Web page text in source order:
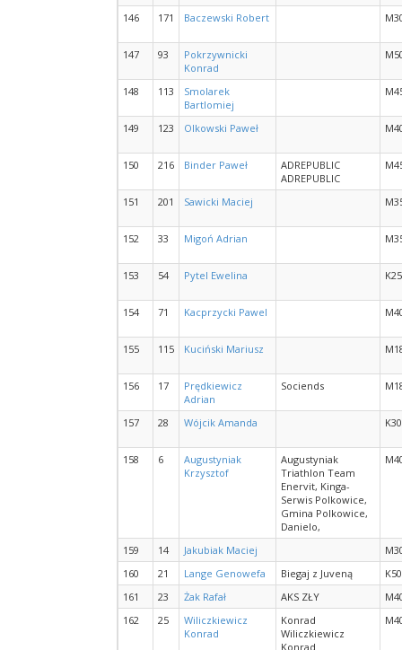
146 171 Baczewski Robert
147 93
Pokrzywnicki
Konrad
148 113
Smolarek
Bartlomiej
149 123 Olkowski Paweł
150 216 Binder Paweł
ADREPUBLIC
ADREPUBLIC
151 201 Sawicki Maciej
152 33 Migoń Adrian
153 54 Pytel Ewelina K25
154 71 Kacprzycki Pawel
155 115 Kuciński Mariusz
156 17
Prędkiewicz
Adrian
Sociends
157 28 Wójcik Amanda K30
158 6
Augustyniak
Krzysztof
Augustyniak
Triathlon Team
Enervit, Kinga-
Serwis Polkowice,
Gmina Polkowice,
Danielo,
159 14 Jakubiak Maciej
160
21 Lange Genowefa Biegaj z Juveną
K50
161
23 Żak Rafał AKS ZŁY
162
25
Wiliczkiewicz
Konrad
Konrad
Wiliczkiewicz
Konrad